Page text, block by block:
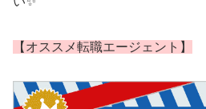
【オススメ転職エージェント】